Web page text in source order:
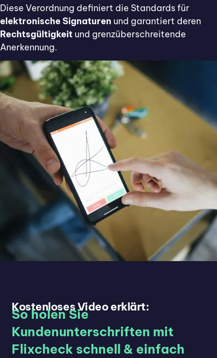
Diese Verordnung definiert die Standards für
elektronische Signaturen und garantiert deren
Rechtsgültigkeit und grenzüberschreitende
Anerkennung.
Kostenloses Video erklärt:
So holen Sie
Kundenunterschriften mit
Flixcheck schnell & einfach